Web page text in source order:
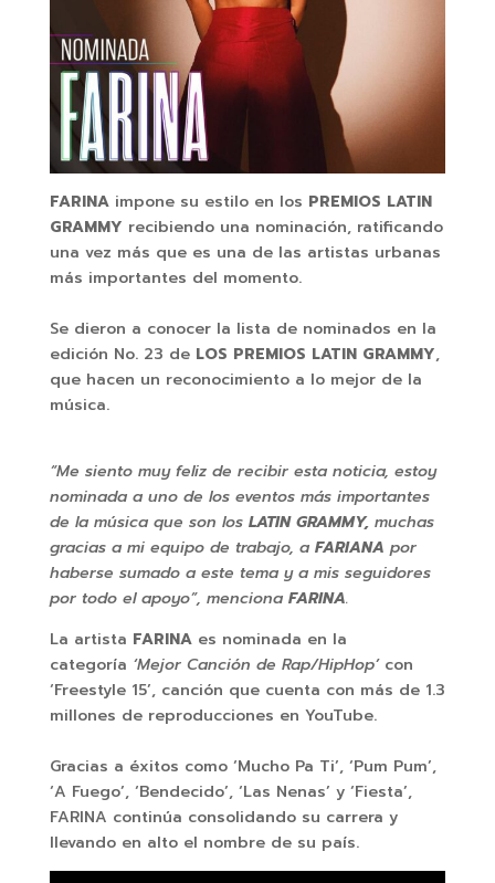
FARINAimpone su estilo en los PREMIOS LATIN
GRAMMY recibiendo una nominación, ratificando
una vez más que es una de las artistas urbanas
más importantes del momento.
Se dieron a conocer la lista de nominados en la
edición No. 23 de LOS PREMIOS LATIN GRAMMY,
que hacen un reconocimiento a lo mejor de la
música.
“Me siento muy feliz de recibir esta noticia, estoy
nominada a uno de los eventos más importantes
de la música que son los LATIN GRAMMY,muchas
gracias a mi equipo de trabajo, a FARIANA por
haberse sumado a este tema y a mis seguidores
por todo el apoyo”, menciona FARINA.
La artista FARINAes nominada en la
categoría ‘Mejor Canción de Rap/HipHop’con
‘Freestyle 15’, canción que cuenta con más de 1.3
millones de reproducciones en YouTube.
Gracias a éxitos como ‘Mucho Pa Ti’, ‘Pum Pum’,
‘A Fuego’, ‘Bendecido’, ‘Las Nenas’ y ‘Fiesta’,
FARINA continúa consolidando su carrera y
llevando en alto el nombre de su país.